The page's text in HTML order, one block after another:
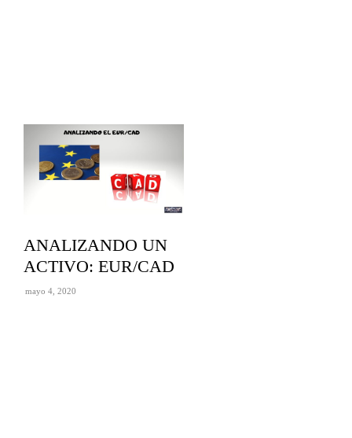
ANALIZANDO UN
ACTIVO: EUR/CAD
mayo 4, 2020